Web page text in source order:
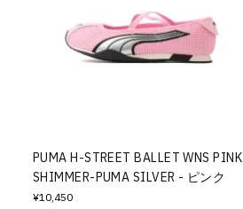
PUMA H-STREET BALLET WNS PINK
SHIMMER-PUMA SILVER - ピンク
¥10,450